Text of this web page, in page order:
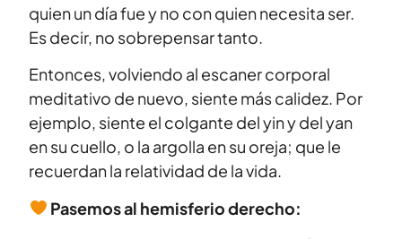
quien un día fue y no con quien necesita ser.
Es decir, no sobrepensar tanto.
Entonces, volviendo al escaner corporal
meditativo de nuevo, siente más calidez. Por
ejemplo, siente el colgante del yin y del yan
en su cuello, o la argolla en su oreja; que le
recuerdan la relatividad de la vida.
Pasemos al hemisferio derecho: